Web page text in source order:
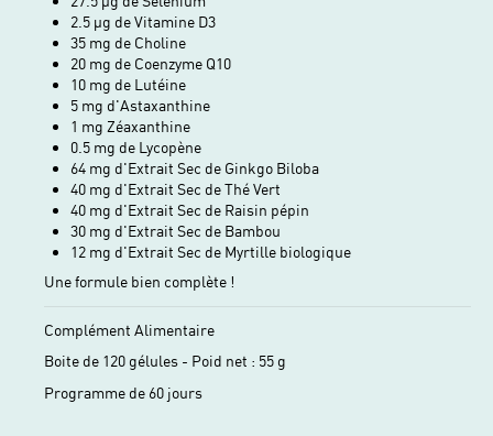
2.5 µg de Vitamine D3
35 mg de Choline
20 mg de Coenzyme Q10
10 mg de Lutéine
5 mg d'Astaxanthine
1 mg Zéaxanthine
0.5 mg de Lycopène
64 mg d'Extrait Sec de Ginkgo Biloba
40 mg d'Extrait Sec de Thé Vert
40 mg d'Extrait Sec de Raisin pépin
30 mg d'Extrait Sec de Bambou
12 mg d'Extrait Sec de Myrtille biologique
Une formule bien complète !
Complément Alimentaire
Boite de 120 gélules - Poid net : 55 g
Programme de 60 jours